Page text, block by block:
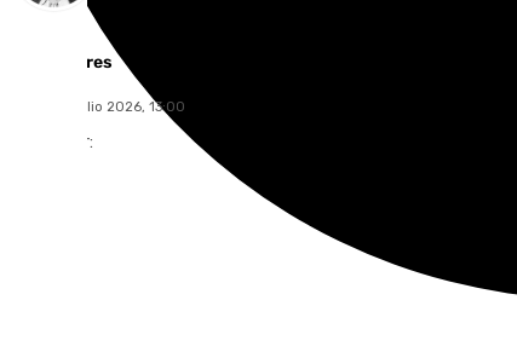
Laura Flores
viernes, 3 julio 2026, 13:00
Compartir: